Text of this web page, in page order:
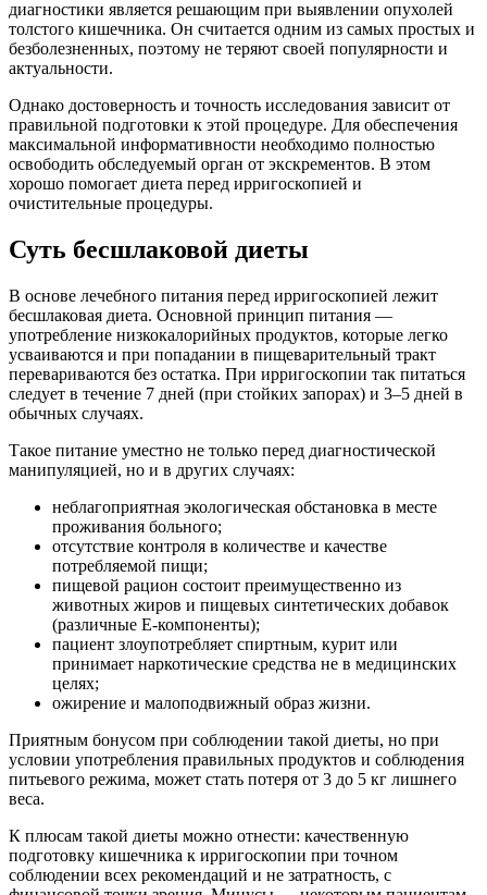
диагностики является решающим при выявлении опухолей
толстого кишечника. Он считается одним из самых простых и
безболезненных, поэтому не теряют своей популярности и
актуальности.
Однако достоверность и точность исследования зависит от
правильной подготовки к этой процедуре. Для обеспечения
максимальной информативности необходимо полностью
освободить обследуемый орган от экскрементов. В этом
хорошо помогает диета перед ирригоскопией и
очистительные процедуры.
Суть бесшлаковой диеты
В основе лечебного питания перед ирригоскопией лежит
бесшлаковая диета. Основной принцип питания —
употребление низкокалорийных продуктов, которые легко
усваиваются и при попадании в пищеварительный тракт
перевариваются без остатка. При ирригоскопии так питаться
следует в течение 7 дней (при стойких запорах) и 3–5 дней в
обычных случаях.
Такое питание уместно не только перед диагностической
манипуляцией, но и в других случаях:
неблагоприятная экологическая обстановка в месте
проживания больного;
отсутствие контроля в количестве и качестве
потребляемой пищи;
пищевой рацион состоит преимущественно из
животных жиров и пищевых синтетических добавок
(различные Е-компоненты);
пациент злоупотребляет спиртным, курит или
принимает наркотические средства не в медицинских
целях;
ожирение и малоподвижный образ жизни.
Приятным бонусом при соблюдении такой диеты, но при
условии употребления правильных продуктов и соблюдения
питьевого режима, может стать потеря от 3 до 5 кг лишнего
веса.
К плюсам такой диеты можно отнести: качественную
подготовку кишечника к ирригоскопии при точном
соблюдении всех рекомендаций и не затратность, с